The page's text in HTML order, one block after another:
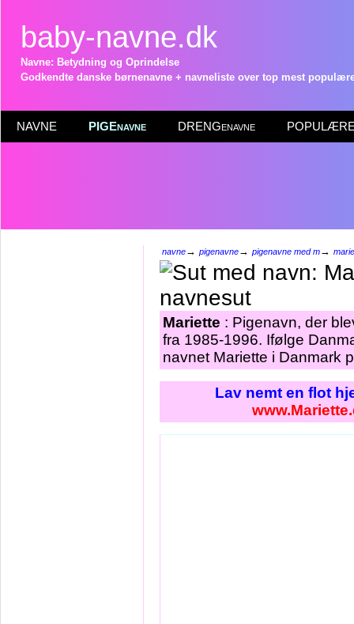
baby-navne.dk
Navne: Betydning og Oprindelse
Godkendte danske børnenavne + navneliste over top mest
NAVNE PIGEnavne DRENGenavne POPULÆRE
navne→ pigenavne→ pigenavne med m→
Mariette : Pigenavn, der
fra 1985-1996. Ifølge
navnet Mariette i Danmark
Lav nemt en flot